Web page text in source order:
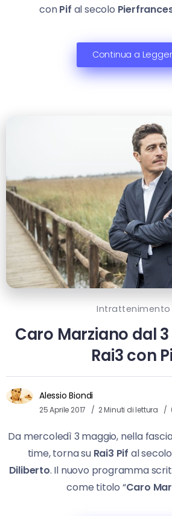
conPif al secolo
Continua a
Intrattenimento
Caro Marziano dal
Rai3 con
Alessio Biondi
25 Aprile 2017 2 Minuti di lettura
Da mercoledì 3 maggio, nella
time, torna su Rai3 Pif al secolo
Diliberto. Il nuovo programma
come titolo “Caro